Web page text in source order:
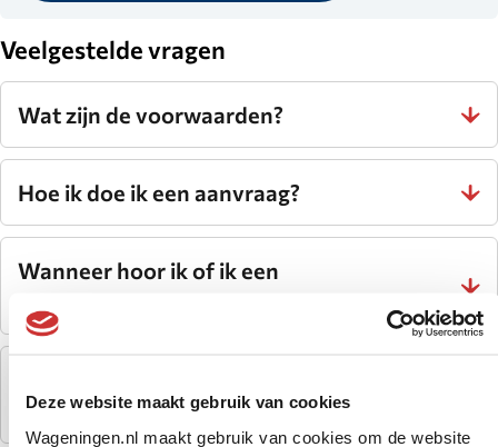
Deze website maakt gebruik van cookies
Wageningen.nl maakt gebruik van cookies om de website
website.
Veelgestelde vragen
Wat zijn de voorwaarden?
Hoe ik doe ik een aanvraag?
Wanneer hoor ik of ik een
omgevingsvergunning heb ontvangen?